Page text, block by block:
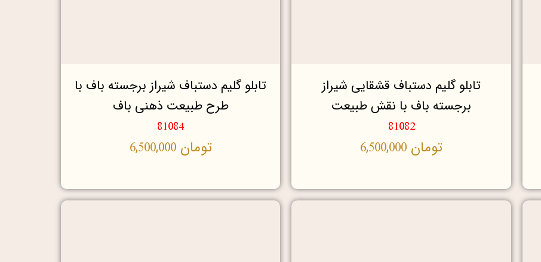
تابلو گلیم دستباف قشقایی شیراز
برجسته باف با نقش طبیعت
81082
تومان
تابلو گلیم دستباف شیراز برجسته باف با
طرح طبیعت ذهنی باف
81084
تومان 6,500,000